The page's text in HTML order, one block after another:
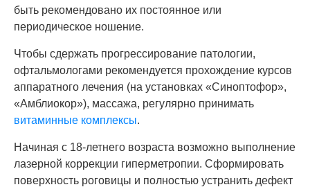
быть рекомендовано их постоянное или
периодическое ношение.
Чтобы сдержать прогрессирование патологии,
офтальмологами рекомендуется прохождение курсов
аппаратного лечения (на установках «Синоптофор»,
«Амблиокор»), массажа, регулярно принимать
витаминные комплексы.
Начиная с 18-летнего возраста возможно выполнение
лазерной коррекции гиперметропии. Сформировать
поверхность роговицы и полностью устранить дефект